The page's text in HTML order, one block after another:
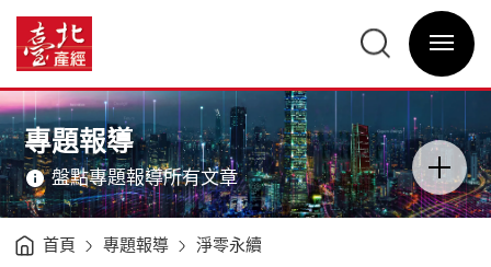
經
資
訊
臺
經
訊
網
網
站
主
單
選
單
關
主
意
境
專題報導
盤點專題報導所有文章
分
類
開
關
首頁 專題報導 淨零永續